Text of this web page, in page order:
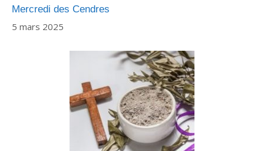
Mercredi des Cendres
5 mars 2025